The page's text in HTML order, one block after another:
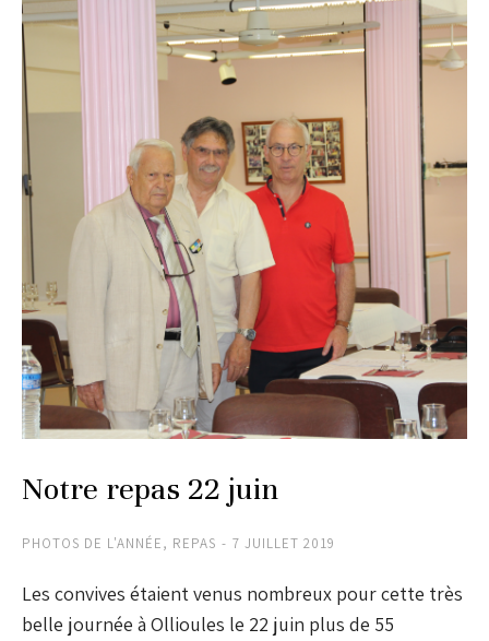
Notre repas 22 juin
PHOTOS DE L'ANNÉE, REPAS 7 JUILLET 2019
Les convives étaient venus nombreux pour cette très
belle journée à Ollioules le 22 juin plus de 55